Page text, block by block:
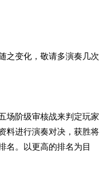
之变化，敬请多演奏几次
场阶级审核战来判定玩家
料进行演奏对决，获胜将
名。以更高的排名为目